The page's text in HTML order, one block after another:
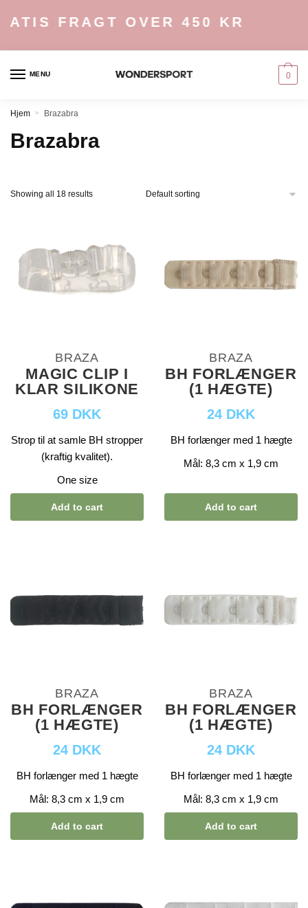
FRAGT OVER 450 KR
MENU 0
Hjem » Brazabra
Brazabra
Showing all 18 results
BRAZA
MAGIC CLIP I
KLAR SILIKONE
69 DKK
Strop til at samle BH stropper
(kraftig kvalitet).
One size
Add to cart
BRAZA
BH FORLÆNGER
(1 HÆGTE)
24 DKK
BH forlænger med 1 hægte
Mål: 8,3 cm x 1,9 cm
Add to cart
BRAZA
BH FORLÆNGER
(1 HÆGTE)
24 DKK
BH forlænger med 1 hægte
Mål: 8,3 cm x 1,9 cm
Add to cart
BRAZA
BH FORLÆNGER
(1 HÆGTE)
24 DKK
BH forlænger med 1 hægte
Mål: 8,3 cm x 1,9 cm
Add to cart